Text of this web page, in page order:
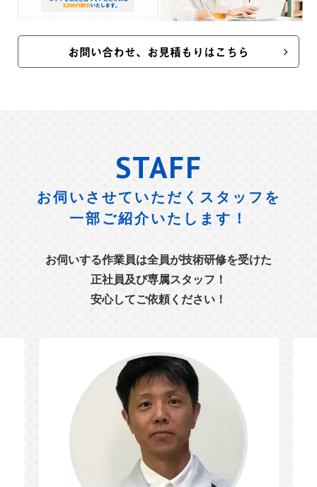
お問い合わせ、お見積もりはこちら
STAFF
お伺いさせていただくスタッフを
一部ご紹介いたします！
お伺いする作業員は全員が技術研修を受けた
正社員及び専属スタッフ！
安心してご依頼ください！